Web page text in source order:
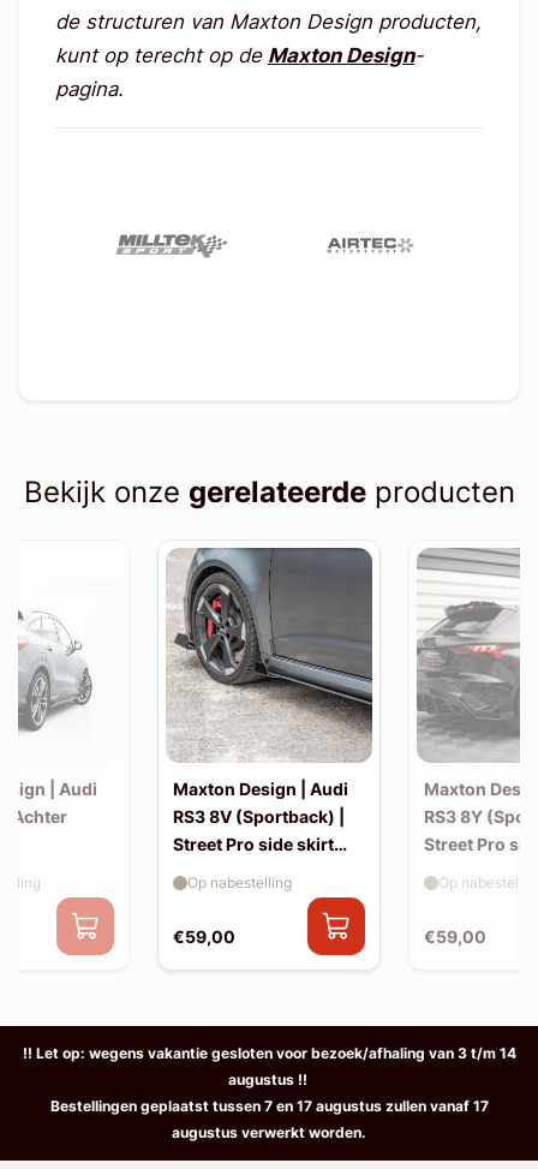
de structuren van Maxton Design producten,
kunt op terecht op de Maxton Design-
pagina.
Bekijk onze gerelateerdeproducten
| Audi
| Achter
Maxton Design | Audi
RS3 8V (Sportback) |
Street Pro side skirt
splitter flaps
€59,00
Op nabestelling
Maxton
RS3 8Y
Street Pro
splitter flaps
€59,00
Op
!! Let op: wegens vakantie gesloten voor bezoek/afhaling van 3 t/m 14
augustus !!
Bestellingen geplaatst tussen 7 en 17 augustus zullen vanaf 17
augustus verwerkt worden.